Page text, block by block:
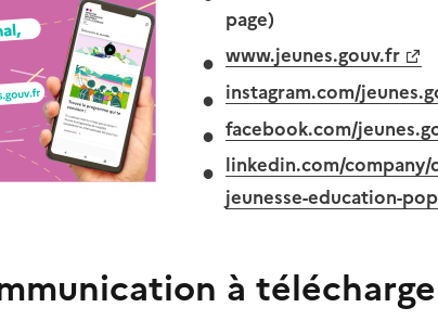
page)
www.jeunes.gouv.fr
instagram.com/
facebook.com/
linkedin.com/
jeunesse-education-
à